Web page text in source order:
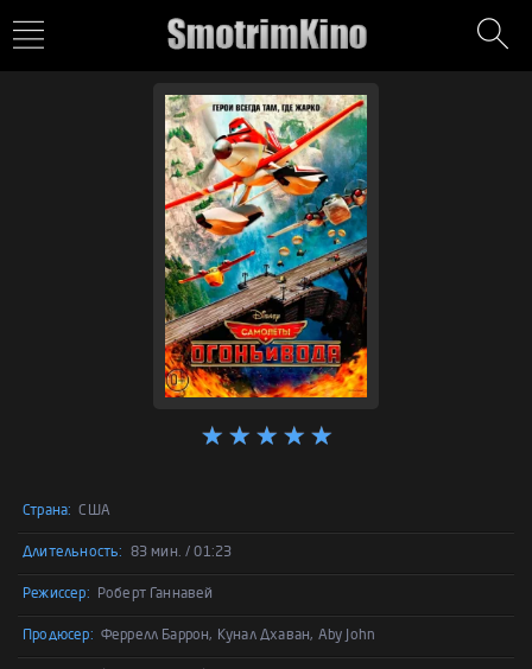
Страна: США
Длительность: 83 мин. / 01:23
Режиссер: Роберт Ганнавей
Продюсер: Феррелл Баррон, Кунал Дхаван, Aby John